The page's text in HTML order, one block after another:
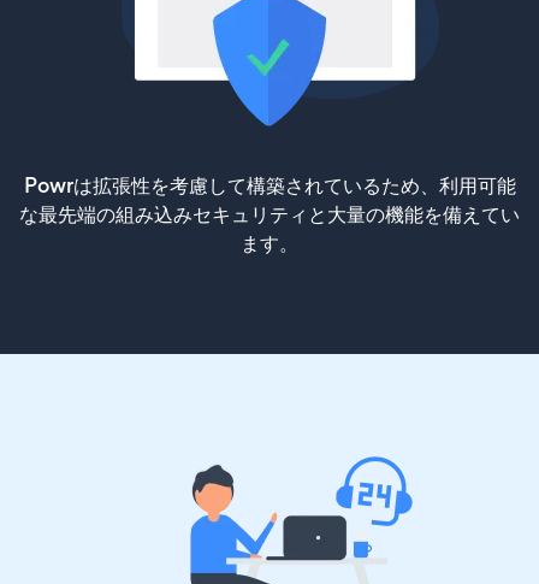
Powrは拡張性を考慮して構築されているため、利用可能
な最先端の組み込みセキュリティと大量の機能を備えてい
ます。